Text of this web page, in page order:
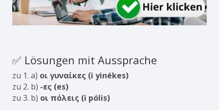
✅ Lösungen mit Aussprache
zu 1. a) οι γυναίκες (i yinékes)
zu 2. b) -ες (es)
zu 3. b) οι πόλεις (i pólis)